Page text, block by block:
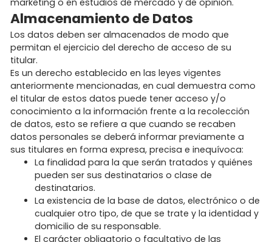
Almacenamiento de Datos
Los datos deben ser almacenados de modo que
permitan el ejercicio del derecho de acceso de su
titular.
Es un derecho establecido en las leyes vigentes
anteriormente mencionadas, en cual demuestra como
el titular de estos datos puede tener acceso y/o
conocimiento a la información frente a la recolección
de datos, esto se refiere a que cuando se recaben
datos personales se deberá informar previamente a
sus titulares en forma expresa, precisa e inequívoca:
La finalidad para la que serán tratados y quiénes
pueden ser sus destinatarios o clase de
destinatarios.
La existencia de la base de datos, electrónico o de
cualquier otro tipo, de que se trate y la identidad y
domicilio de su responsable.
El carácter obligatorio o facultativo de las